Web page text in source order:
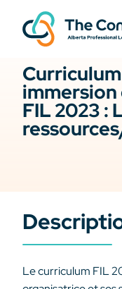
FIL 2023 :
Le curriculum FIL